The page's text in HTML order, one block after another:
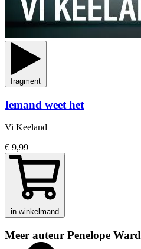
fragment
Iemand weet het
Vi Keeland
€ 9,99
in winkelmand
Meer auteur Penelope Ward